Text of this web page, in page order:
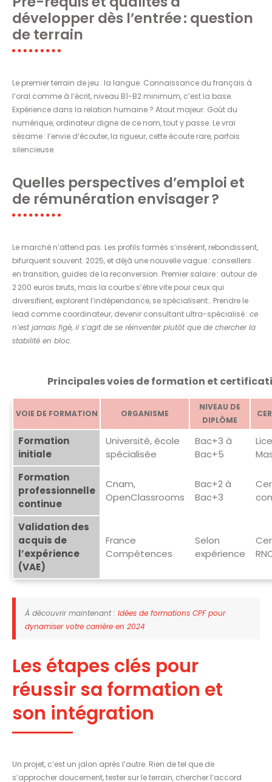
développer dès l’entrée : question
de terrain
Le premier terrain de jeu : la langue. Connaissance du français à
l’oral comme à l’écrit, niveau B1-B2 minimum, c’est la base.
Expérience dans la relation humaine ? Atout majeur. Goût du
numérique, ordinateur digne de ce nom, tout y passe. Le vrai
sésame : l’envie d’écouter, la rigueur, cette écoute rare, parfois
silencieuse.
Quelles perspectives d’emploi et
de rémunération envisager ?
Le marché n’attend pas. Les profils formés s’insèrent, rebondissent,
bifurquent souvent. 2025, et déjà une nouvelle vague : conseillers
en transition, guides de la reconversion. Premier salaire : autour de
2 200 euros bruts, mais la courbe s’étire vite pour ceux qui
diversifient, explorent l’indépendance, se spécialisent… Prendre le
lead comme coordinateur, devenir consultant ultra-spécialisé : ce
n’est jamais figé, il s’agit de se réinventer plutôt que de chercher la
stabilité en bloc.
Principales voies de formation et
VOIE DE FORMATION ORGANISME
NIVEAU DE
DIPLÔME
Formation
initiale
Université, école
spécialisée
Bac+3 à
Bac+5
Formation
professionnelle
continue
Cnam,
OpenClassrooms
Bac+2 à
Bac+3
Validation des
acquis de
l’expérience
(VAE)
France
Compétences
Selon
expérience
À découvrir maintenant : Idées de formations CPF pour
dynamiser votre carrière en 2024
Les étapes clés pour
réussir sa formation et
son intégration
Un projet, c’est un jalon après l’autre. Rien de tel que de
s’approcher doucement, tester sur le terrain, chercher l’accord